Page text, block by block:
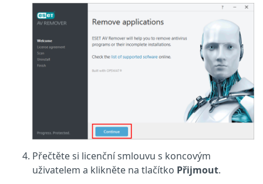
Přečtěte si licenční smlouvu s koncovým
uživatelem a klikněte na tlačítko Přijmout.